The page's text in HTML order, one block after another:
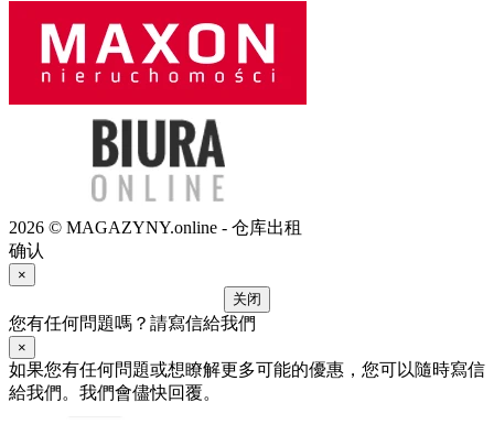
2026 © MAGAZYNY.online - 仓库出租
确认
×
关闭
您有任何問題嗎？請寫信給我們
×
如果您有任何問題或想瞭解更多可能的優惠，您可以隨時寫信
給我們。我們會儘快回覆。